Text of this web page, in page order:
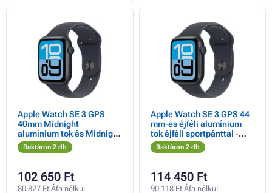
Apple Watch SE 3 GPS
40mm Midnight
alumínium tok és Midnight
sportpánt - S/M
Raktáron 2 db
102 650 Ft
80 827 Ft Áfa nélkül
Apple Watch SE 3 GPS 44
mm-es éjféli alumínium
tok éjféli sportpánttal -
M/L
Raktáron 2 db
114 450 Ft
90 118 Ft Áfa nélkül